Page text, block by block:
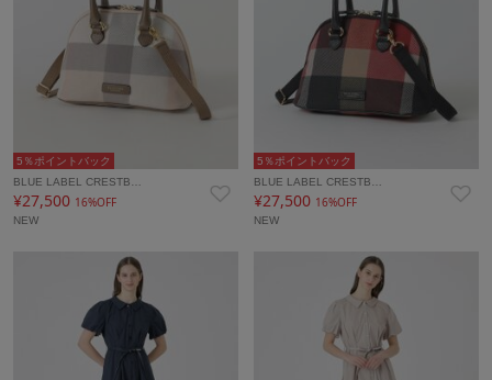
5％ポイントバック
BLUE LABEL CRESTB…
¥27,500 16%OFF
NEW
5％ポイントバック
BLUE LABEL CRESTB…
¥27,500 16%OFF
NEW